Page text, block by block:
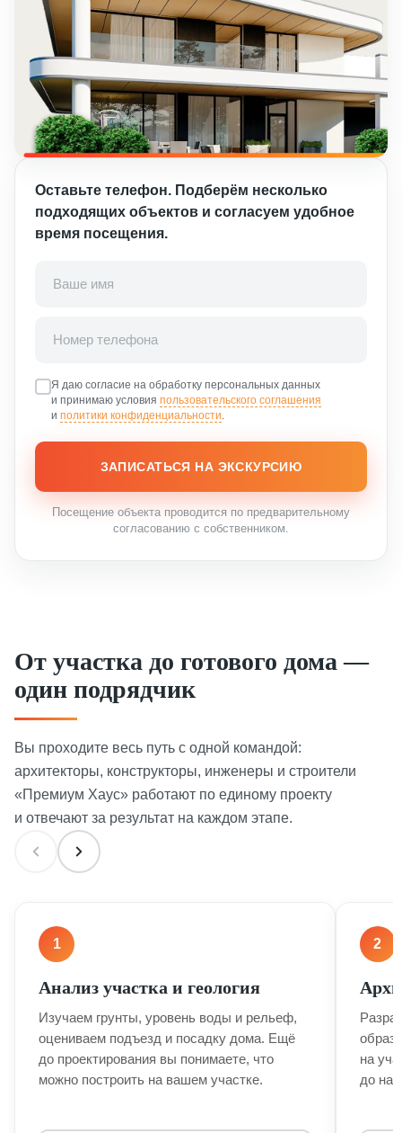
Оставьте телефон. Подберём несколько
подходящих объектов и согласуем удобное
время посещения.
Я даю согласие на обработку персональных данных
и принимаю условия пользовательского соглашения
и политики конфиденциальности.
ЗАПИСАТЬСЯ НА ЭКСКУРСИЮ
Посещение объекта проводится по предварительному
согласованию с собственником.
От участка до готового дома —
один подрядчик
Вы проходите весь путь с одной командой:
архитекторы, конструкторы, инженеры и строители
«Премиум Хаус» работают по единому проекту
и отвечают за результат на каждом этапе.
1
Анализ участка и геология
Изучаем грунты, уровень воды и рельеф,
оцениваем подъезд и посадку дома. Ещё
до проектирования вы понимаете, что
можно построить на вашем участке.
2
образ
на
до